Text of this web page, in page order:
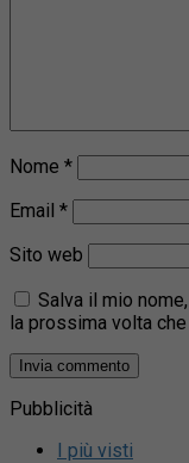
Nome *
Email *
Sito web
Salva il mio
la prossima volta che
Pubblicità
I più visti